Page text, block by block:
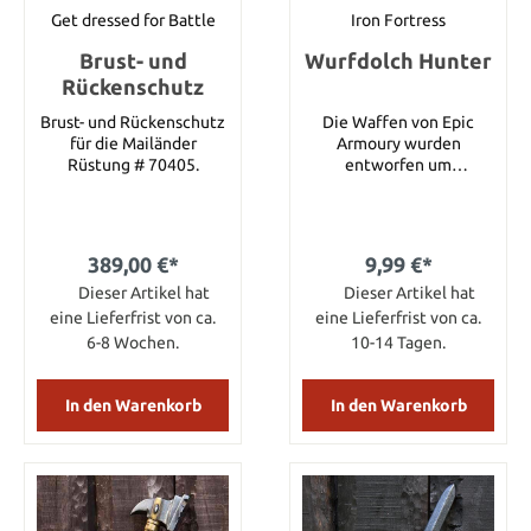
Schutzlackes. Da
Griffwicklung stets per
Hand vorgenommen
leichten Abweichungen
in den Farbtönen
kommen. Dies jedoch
Produktes. Eine Larp
Waffe ist ein
Verbrauchsgegenstand.
Umso fürsorglicher sie
behandelt wird, desto
Lebensdauer. Details:
Gesamtlänge: 75 cm
Get dressed for Battle
Brust- und
Rückenschutz
Brust- und Rückenschutz
für die Mailänder
Rüstung # 70405.
389,00 €*
Dieser Artikel hat
eine Lieferfrist von ca.
6-8 Wochen.
In den Warenkorb
Iron Fortress
Wurfdolch Hunter
Die Waffen von Epic
Armoury wurden
entworfen um
von historischen bis hin
zu fantastischen Waffen.
Der Wurfdolch Hunter
von Epic Amoury ist
schwarz, der Griff eine
Holzreplik. Griff und
Klinge sind
Produkte von Epic
Armoury enthalten
keinerlei
Metallkomponenten.
Durch das Verwenden
9,99 €*
Dieser Artikel hat
eine Lieferfrist von ca.
10-14 Tagen.
In den Warenkorb